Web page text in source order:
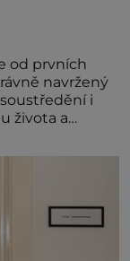
od prvních
navržený
i
života a
by pokoj